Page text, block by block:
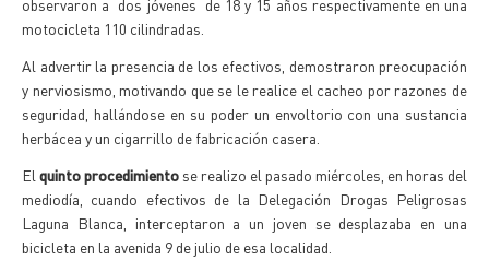
observaron a dos jóvenes de 18 y 15 años respectivamente en una
motocicleta 110 cilindradas.
Al advertir la presencia de los efectivos, demostraron preocupación
y nerviosismo, motivando que se le realice el cacheo por razones de
seguridad, hallándose en su poder un envoltorio con una sustancia
herbácea y un cigarrillo de fabricación casera.
El quinto procedimiento se realizo el pasado miércoles, en horas del
mediodía, cuando efectivos de la Delegación Drogas Peligrosas
Laguna Blanca, interceptaron a un joven se desplazaba en una
bicicleta en la avenida 9 de julio de esa localidad.